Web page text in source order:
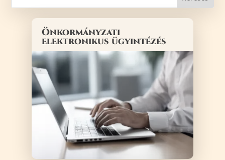
Önkormányzati
elektronikus ügyintézés